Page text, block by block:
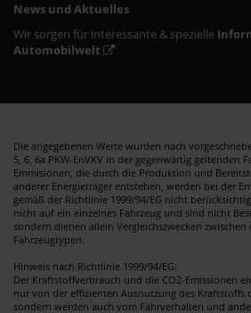
News und Aktuelles
Wir sorgen für interessante & spezielle
Automobilwelt
Die angegebenen Werte wurden nach
5, 6, 6a PKW-EnVKV in der gegenwärtig geltenden
Emmisionen, die durch die Produktion und
anderer Energieträger entstehen, werden bei der
gemäß der Richtlinie 1999/94/EG nicht
nicht auf ein einzelnes Fahrzeug und sind nicht
sondern dienen allein Vergleichszwecken zwischen
Fahrzeugtypen.
Hinweis nach Richtlinie 1999/94/EG:
Der Kraftstoffverbrauch und die CO2-Emissionen
nur von der effizienten Ausnutzung des Kraftstoffs
sondern werden auch vom Fahrverhalten und